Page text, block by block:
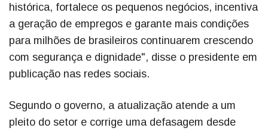
histórica, fortalece os pequenos negócios, incentiva
a geração de empregos e garante mais condições
para milhões de brasileiros continuarem crescendo
com segurança e dignidade", disse o presidente em
publicação nas redes sociais.
Segundo o governo, a atualização atende a um
pleito do setor e corrige uma defasagem desde